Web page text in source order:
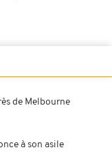
de Melbourne
à son asile